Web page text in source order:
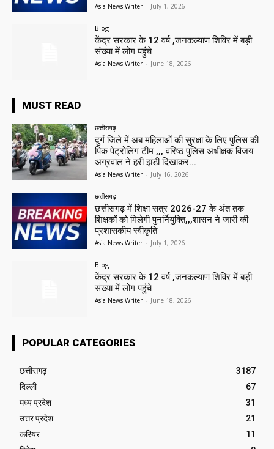
Asia News Writer - July 1, 2026
Blog
केंद्र सरकार के 12 वर्ष ,जनकल्याण शिविर में बड़ी
संख्या में लोग पहुंचे
Asia News Writer - June 18, 2026
MUST READ
छत्तीसगढ़
दुर्ग जिले में अब महिलाओं की सुरक्षा के लिए पुलिस की
पिंक पेट्रोलिंग टीम ,,, वरिष्ठ पुलिस अधीक्षक विजय
अग्रवाल ने हरी झंडी दिखाकर...
Asia News Writer - July 16, 2026
छत्तीसगढ़
छत्तीसगढ़ में शिक्षा सत्र 2026-27 के अंत तक
शिक्षकों को मिलेगी पुनर्नियुक्ति,,,शासन ने जारी की
प्रशासकीय स्वीकृति
Asia News Writer - July 1, 2026
Blog
केंद्र सरकार के 12 वर्ष ,जनकल्याण शिविर में बड़ी
संख्या में लोग पहुंचे
Asia News Writer - June 18, 2026
POPULAR CATEGORIES
छत्तीसगढ़
3187
दिल्ली
67
मध्य प्रदेश
31
उत्तर प्रदेश
21
करियर
11